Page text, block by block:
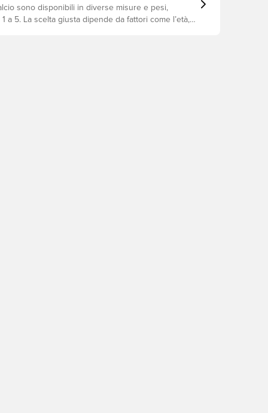
sono disponibili in diverse misure e pesi,
a 5. La scelta giusta dipende da fattori come l’età, il